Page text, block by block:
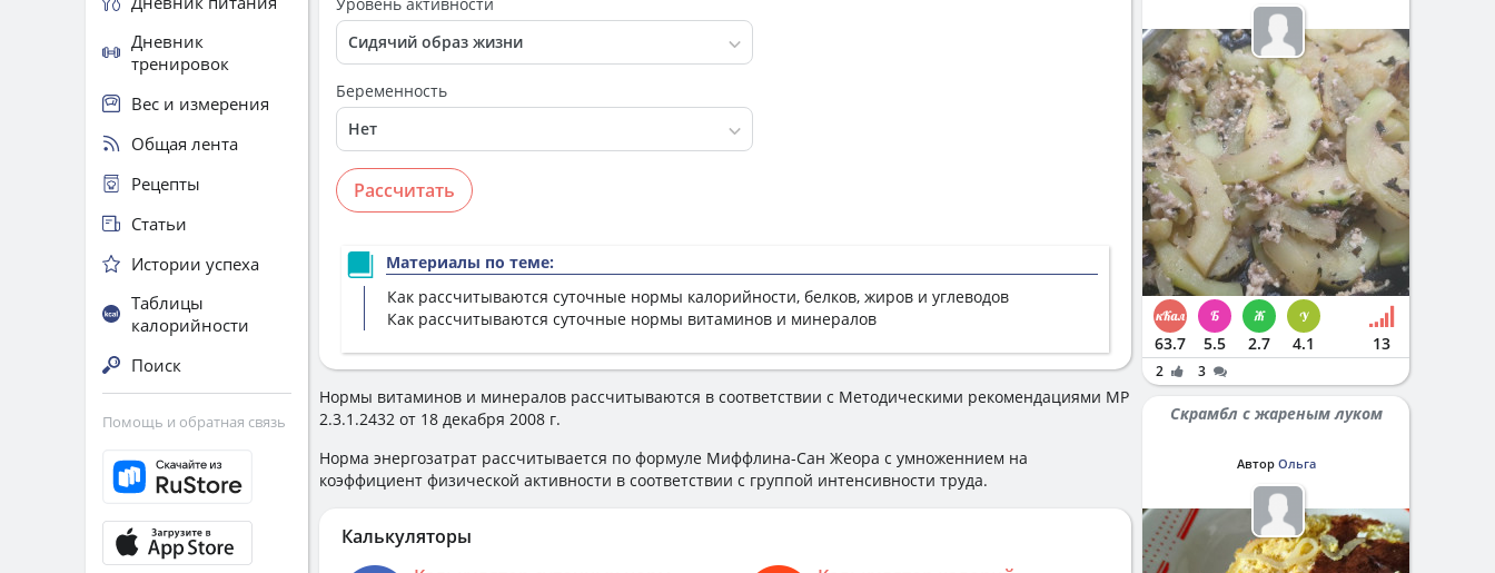
Беременность
Рассчитать
Материалы по теме:
Как рассчитываются суточные нормы калорийности, белков, жиров и углеводов
Как рассчитываются суточные нормы витаминов и минералов
Нормы витаминов и минералов рассчитываются в соответствии с Методическими рекомендациями МР
2.3.1.2432 от 18 декабря 2008 г.
Норма энергозатрат рассчитывается по формуле Миффлина-Сан Жеора с умноженнием на
коэффициент физической активности в соответствии с группой интенсивности труда.
Калькуляторы
Дневник
тренировок
Вес и измерения
Общая лента
Рецепты
Статьи
Истории успеха
Таблицы
калорийности
Поиск
Помощь и обратная связь
63.7 5.5 2.7 4.1 13
2 3
Скрамбл с жареным луком
Автор Ольга